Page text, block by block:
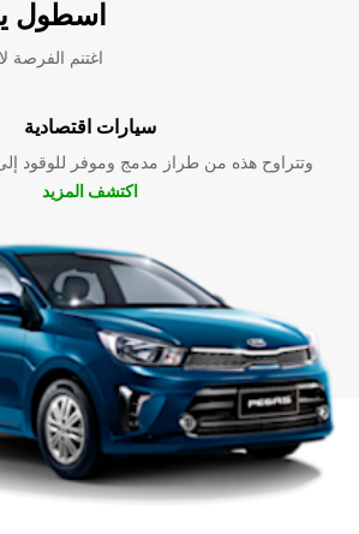
اسطول
اغتنم الفرصة
سيارات اقتصادية
وتتراوح هذه من طراز مدمج وموفر للوقود
اكتشف المزيد